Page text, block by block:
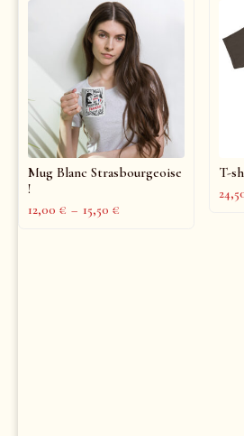
Mug Blanc Strasbourgeoise
!
12,00 € – 15,50 €
T-